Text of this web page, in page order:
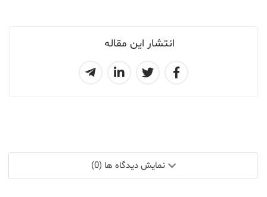
انتشار این مقاله
نمایش دیدگاه ها (0)